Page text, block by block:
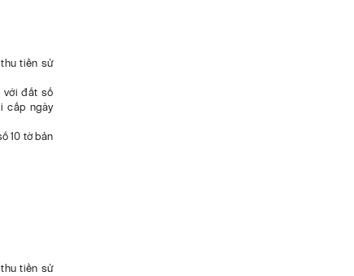
tiền sử
với đất số
cấp ngày
10 tờ bản
tiền sử